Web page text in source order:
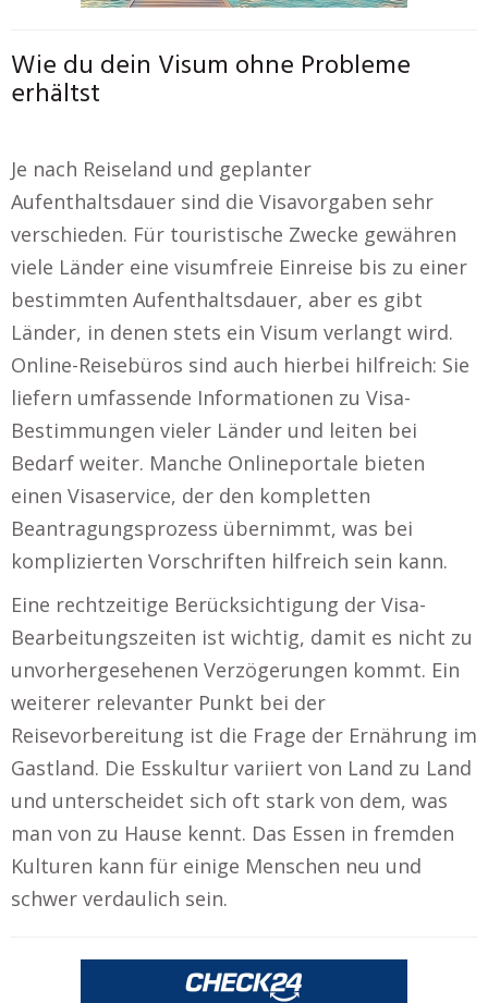
Wie du dein Visum ohne Probleme
erhältst
Je nach Reiseland und geplanter
Aufenthaltsdauer sind die Visavorgaben sehr
verschieden. Für touristische Zwecke gewähren
viele Länder eine visumfreie Einreise bis zu einer
bestimmten Aufenthaltsdauer, aber es gibt
Länder, in denen stets ein Visum verlangt wird.
Online-Reisebüros sind auch hierbei hilfreich: Sie
liefern umfassende Informationen zu Visa-
Bestimmungen vieler Länder und leiten bei
Bedarf weiter. Manche Onlineportale bieten
einen Visaservice, der den kompletten
Beantragungsprozess übernimmt, was bei
komplizierten Vorschriften hilfreich sein kann.
Eine rechtzeitige Berücksichtigung der Visa-
Bearbeitungszeiten ist wichtig, damit es nicht zu
unvorhergesehenen Verzögerungen kommt. Ein
weiterer relevanter Punkt bei der
Reisevorbereitung ist die Frage der Ernährung im
Gastland. Die Esskultur variiert von Land zu Land
und unterscheidet sich oft stark von dem, was
man von zu Hause kennt. Das Essen in fremden
Kulturen kann für einige Menschen neu und
schwer verdaulich sein.